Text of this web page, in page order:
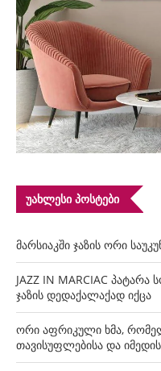
ᲣᲐᲮᲚᲔᲡᲘ ᲞᲝᲡᲢᲔᲑᲘ
მარსიაკში ჯაზის ორი
JAZZ IN MARCIAC
ჯაზის დედაქალაქად იქცა
ორი აფრიკული ხმა,
თავისუფლებისა და